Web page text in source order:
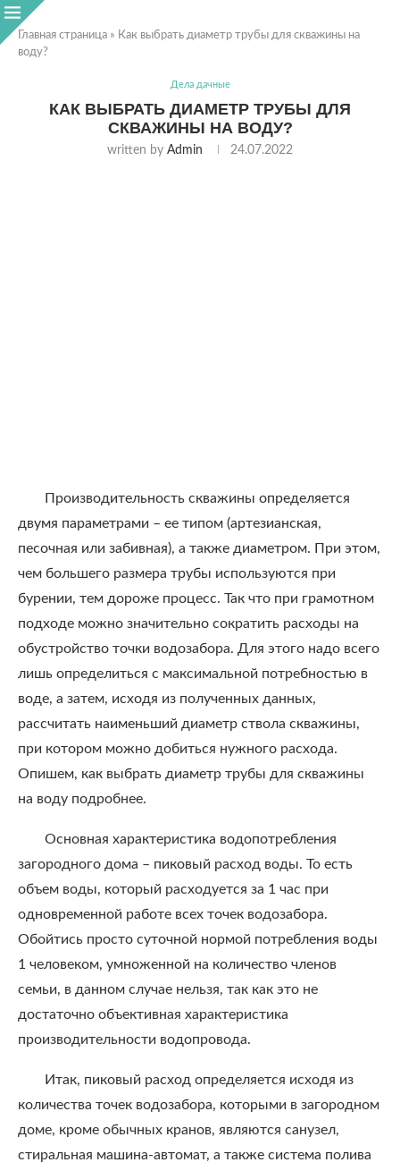
Главная страница » Как выбрать диаметр трубы для скважины на
воду?
Дела дачные
КАК ВЫБРАТЬ ДИАМЕТР ТРУБЫ ДЛЯ
СКВАЖИНЫ НА ВОДУ?
written by Admin 24.07.2022
Производительность скважины определяется
двумя параметрами – ее типом (артезианская,
песочная или забивная), а также диаметром. При этом,
чем большего размера трубы используются при
бурении, тем дороже процесс. Так что при грамотном
подходе можно значительно сократить расходы на
обустройство точки водозабора. Для этого надо всего
лишь определиться с максимальной потребностью в
воде, а затем, исходя из полученных данных,
рассчитать наименьший диаметр ствола скважины,
при котором можно добиться нужного расхода.
Опишем, как выбрать диаметр трубы для скважины
на воду подробнее.
Основная характеристика водопотребления
загородного дома – пиковый расход воды. То есть
объем воды, который расходуется за 1 час при
одновременной работе всех точек водозабора.
Обойтись просто суточной нормой потребления воды
1 человеком, умноженной на количество членов
семьи, в данном случае нельзя, так как это не
достаточно объективная характеристика
производительности водопровода.
Итак, пиковый расход определяется исходя из
количества точек водозабора, которыми в загородном
доме, кроме обычных кранов, являются санузел,
стиральная машина-автомат, а также система полива